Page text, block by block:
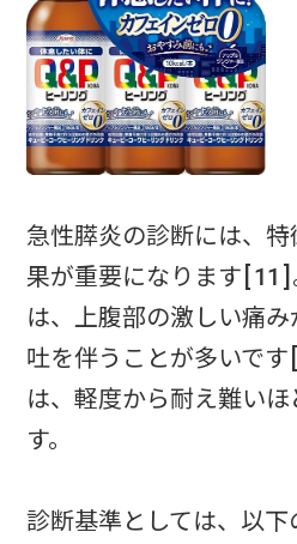
急性膵炎の診断には、
果が重要になります[11]
は、上腹部の激しい痛
吐を伴うことが多いで
は、軽度から耐え難い
す。
診断基準としては、以